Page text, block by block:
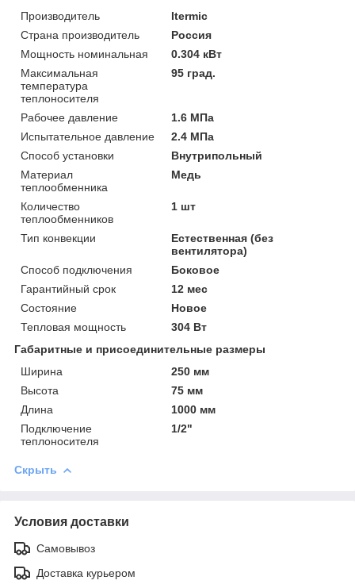
Производитель
Itermic
Страна производитель
Россия
Мощность номинальная
0.304 кВт
Максимальная
температура
теплоносителя
95 град.
Рабочее давление
1.6 МПа
Испытательное давление
2.4 МПа
Способ установки
Внутрипольный
Материал
теплообменника
Медь
Количество
теплообменников
1 шт
Тип конвекции
Естественная (без
вентилятора)
Способ подключения
Боковое
Гарантийный срок
12 мес
Состояние
Новое
Тепловая мощность
304 Вт
Габаритные и присоединительные размеры
Ширина
250 мм
Высота
75 мм
Длина
1000 мм
Подключение
теплоносителя
1/2"
Скрыть
Условия доставки
Самовывоз
Доставка курьером